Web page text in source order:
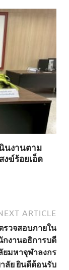
นงานตาม
ฆ์ร้อยเอ็ด
ARTICLE
รวจสอบภายใน
กงานอธิการบดี
ยมหาจุฬาลงกร
ลัย ยินดีต้อนรับ